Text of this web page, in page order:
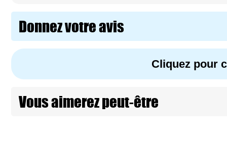
Donnez votre avis
Cliquez pour
Vous aimerez peut-être